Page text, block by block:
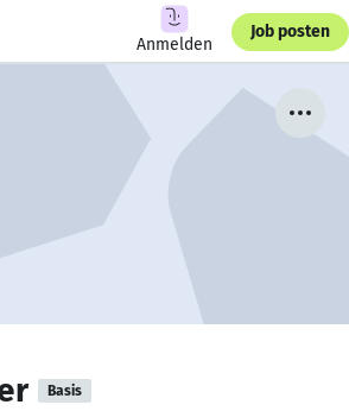
Anmelden
Job posten
Basis